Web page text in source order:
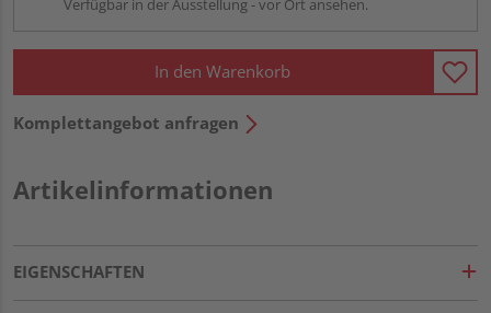
Verfügbar in der Ausstellung - vor Ort ansehen.
In den Warenkorb
Komplettangebot anfragen
Artikelinformationen
EIGENSCHAFTEN